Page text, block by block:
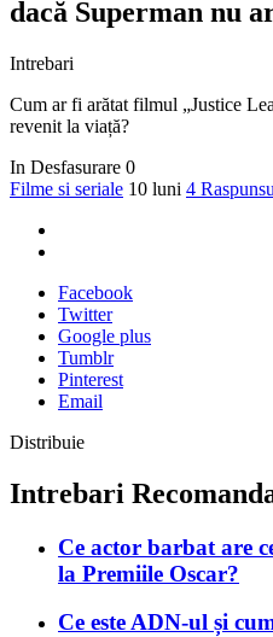
dacă Superman nu
Intrebari
Cum ar fi arătat filmul „Justice
revenit la viață?
In Desfasurare 0
Filme si seriale 10 luni 4
Facebook
Twitter
Google plus
Tumblr
Pinterest
Email
Distribuie
Intrebari
Ce actor barbat are
la Premiile Oscar?
Ce este ADN-ul și